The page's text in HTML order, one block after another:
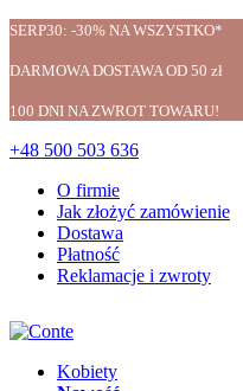
SERP30: -30% NA WSZYSTKO*
DARMOWA DOSTAWA OD 50 zł
100 DNI NA ZWROT TOWARU!
+48 500 503 636
O firmie
Jak złożyć zamówienie
Dostawa
Płatność
Reklamacje i zwroty
Kobiety